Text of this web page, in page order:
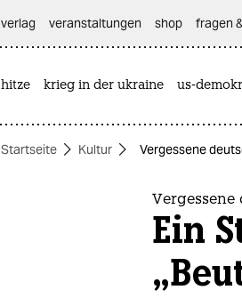
themen
verlag
veranstaltungen shop fragen
hitze krieg in der ukraine us-
Startseite Kultur Vergessene
Ein